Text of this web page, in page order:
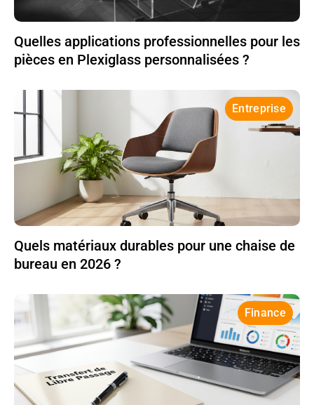
Quelles applications professionnelles pour les
pièces en Plexiglass personnalisées ?
Entreprise
Quels matériaux durables pour une chaise de
bureau en 2026 ?
Finance